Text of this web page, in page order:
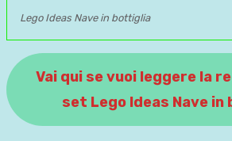
Lego Ideas Nave in bottiglia
Vai qui se vuoi leggere la
set Lego Ideas Nave